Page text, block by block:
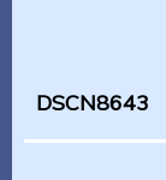
DSCN8643